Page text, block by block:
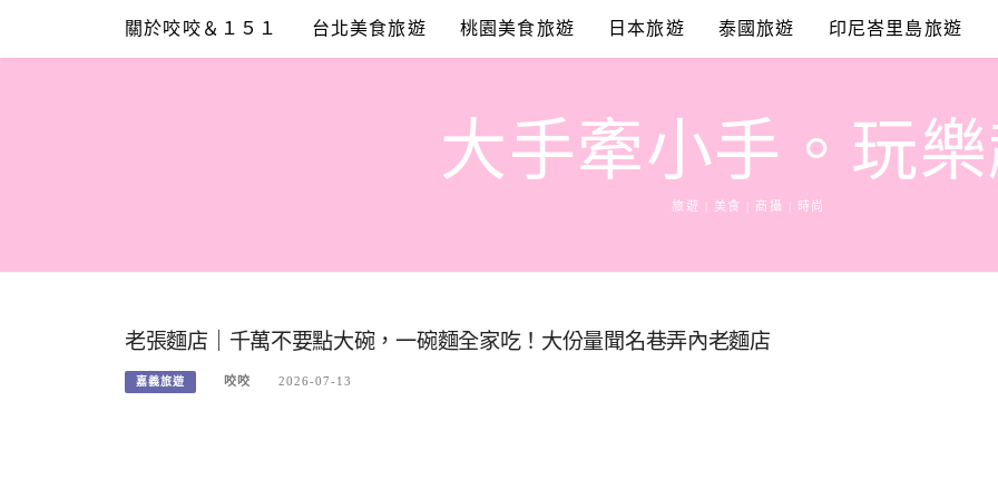
content
關於咬咬＆１５１ 台北美食旅遊 桃園美食旅遊 日本旅遊 泰國旅遊 印尼峇里島旅遊
大手牽小手。玩
旅遊 | 美食 | 商攝 | 時尚
老張麵店｜千萬不要點大碗，一碗麵全家吃！大份量聞名巷弄內老麵店
嘉義旅遊 咬咬 2026-07-13